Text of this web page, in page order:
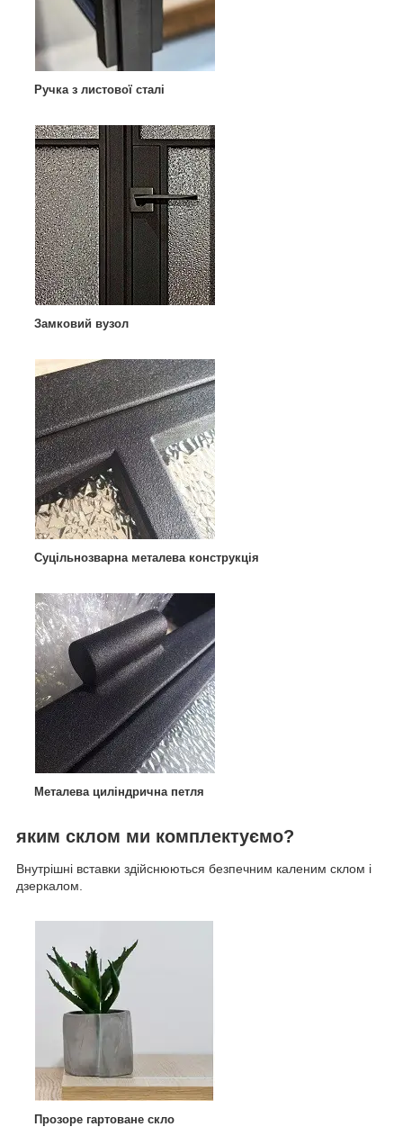
Ручка з листової сталі
Замковий вузол
Суцільнозварна металева конструкція
Металева циліндрична петля
яким склом ми комплектуємо?
Внутрішні вставки здійснюються безпечним каленим склом і
дзеркалом.
Прозоре гартоване скло